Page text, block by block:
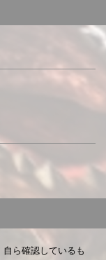
ら確認しているも